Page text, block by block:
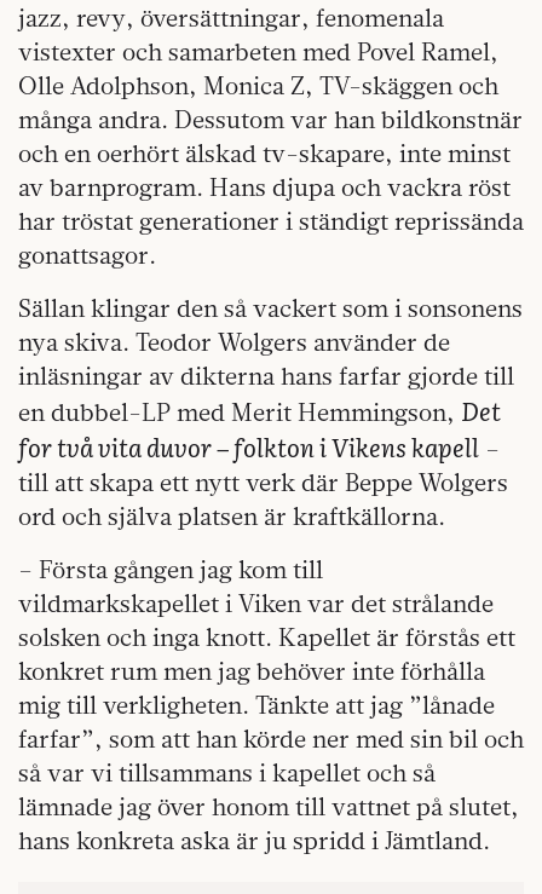
jazz, revy, översättningar, fenomenala
vistexter och samarbeten med Povel Ramel,
Olle Adolphson, Monica Z, TV-skäggen och
många andra. Dessutom var han bildkonstnär
och en oerhört älskad tv-skapare, inte minst
av barnprogram. Hans djupa och vackra röst
har tröstat generationer i ständigt reprissända
gonattsagor.
Sällan klingar den så vackert som i sonsonens
nya skiva. Teodor Wolgers använder de
inläsningar av dikterna hans farfar gjorde till
en dubbel-LP med Merit Hemmingson, Det
for två vita duvor – folkton i Vikens kapell –
till att skapa ett nytt verk där Beppe Wolgers
ord och själva platsen är kraftkällorna.
– Första gången jag kom till
vildmarkskapellet i Viken var det strålande
solsken och inga knott. Kapellet är förstås ett
konkret rum men jag behöver inte förhålla
mig till verkligheten. Tänkte att jag ”lånade
farfar”, som att han körde ner med sin bil och
så var vi tillsammans i kapellet och så
lämnade jag över honom till vattnet på slutet,
hans konkreta aska är ju spridd i Jämtland.